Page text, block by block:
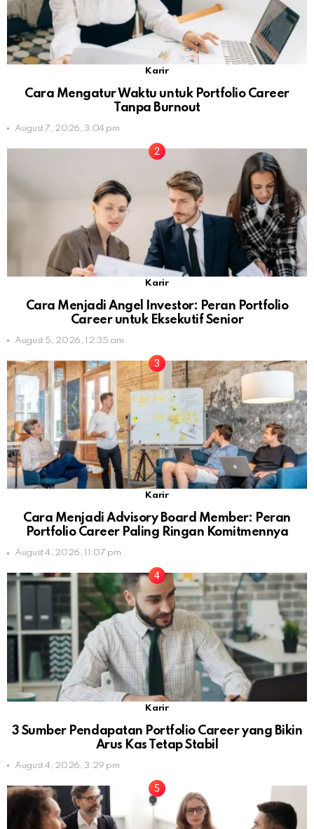
Karir
Cara Mengatur Waktu untuk Portfolio Career
Tanpa Burnout
August 7, 2026, 3:04 pm
Karir
Cara Menjadi Angel Investor: Peran Portfolio
Career untuk Eksekutif Senior
August 5, 2026, 12:35 am
Karir
Cara Menjadi Advisory Board Member: Peran
Portfolio Career Paling Ringan Komitmennya
August 4, 2026, 11:07 pm
Karir
3 Sumber Pendapatan Portfolio Career yang Bikin
Arus Kas Tetap Stabil
August 4, 2026, 3:29 pm